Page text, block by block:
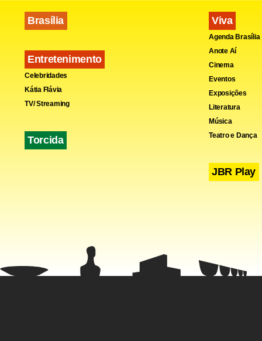
Brasília
Entretenimento
Celebridades
Kátia Flávia
TV/ Streaming
Torcida
Viva
Agenda Brasília
Anote Aí
Cinema
Eventos
Exposições
Literatura
Música
Teatro e Dança
JBR Play